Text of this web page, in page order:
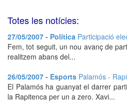
Totes les notícies:
27/05/2007 - Política Participació
Fem, tot seguit, un nou avanç de
realitzem abans del...
26/05/2007 - Esports Palamós -
El Palamós ha guanyat el darrer
la Rapitenca per un a zero. Xavi...